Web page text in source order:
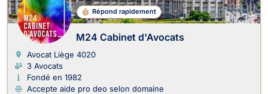
Répond rapidement
M24 Cabinet d'Avocats
Avocat Liège 4020
3 Avocats
Fondé en 1982
Accepte aide pro deo selon domaine